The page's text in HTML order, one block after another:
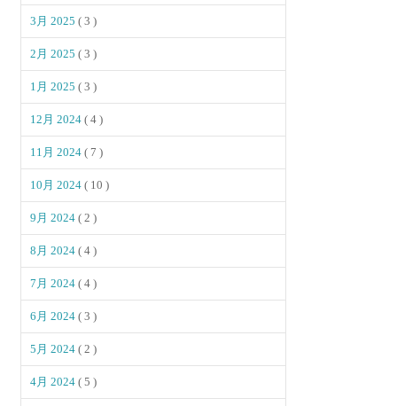
3月 2025( 3 )
2月 2025( 3 )
1月 2025( 3 )
12月 2024( 4 )
11月 2024( 7 )
10月 2024( 10 )
9月 2024( 2 )
8月 2024( 4 )
7月 2024( 4 )
6月 2024( 3 )
5月 2024( 2 )
4月 2024( 5 )